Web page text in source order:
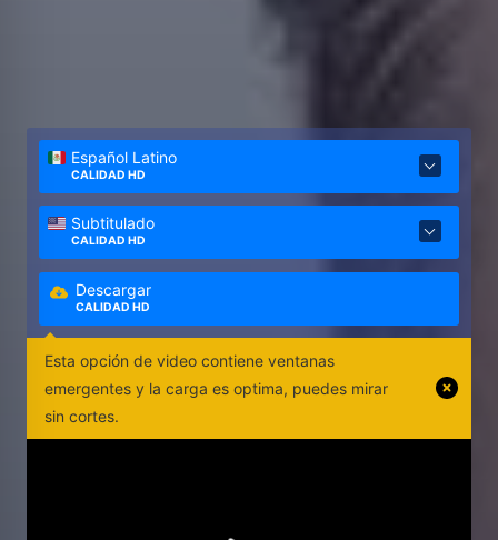
Español Latino
CALIDAD HD
Subtitulado
CALIDAD HD
Descargar
CALIDAD HD
Esta opción de video contiene ventanas
emergentes y la carga es optima, puedes mirar
sin cortes.